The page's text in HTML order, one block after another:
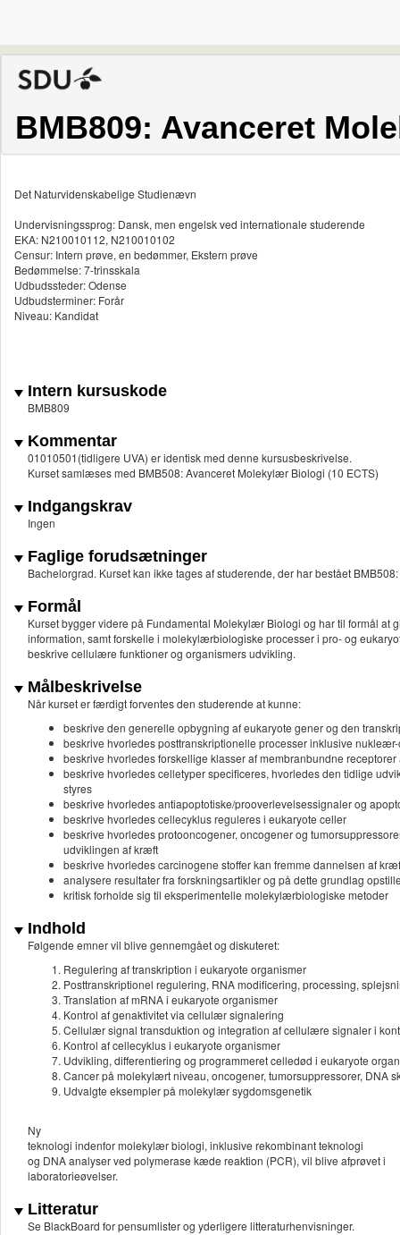
BMB809: Avanceret
Det Naturvidenskabelige Studienævn
Undervisningssprog: Dansk, men engelsk ved internationale studerende
EKA: N210010112, N210010102
Censur: Intern prøve, en bedømmer, Ekstern prøve
Bedømmelse: 7-trinsskala
Udbudssteder: Odense
Udbudsterminer: Forår
Niveau: Kandidat
Intern kursuskode
BMB809
Kommentar
01010501(tidligere UVA) er identisk med denne kursusbeskrivelse.
Kurset samlæses med BMB508: Avanceret Molekylær Biologi (10 ECTS)
Indgangskrav
Ingen
Faglige forudsætninger
Bachelorgrad. Kurset kan ikke tages af studerende, der har bestået
Formål
Kurset bygger videre på Fundamental Molekylær Biologi og har til formål
information, samt forskelle i molekylærbiologiske processer i pro- og
beskrive cellulære funktioner og organismers udvikling.
Målbeskrivelse
Når kurset er færdigt forventes den studerende at kunne:
beskrive den generelle opbygning af eukaryote gener og den
beskrive hvorledes posttranskriptionelle processer inklusive
beskrive hvorledes forskellige klasser af membranbundne
beskrive hvorledes celletyper specificeres, hvorledes den tidlige
styres
beskrive hvorledes antiapoptotiske/prooverlevelsessignaler og
beskrive hvorledes cellecyklus reguleres i eukaryote celler
beskrive hvorledes protooncogener, oncogener og
udviklingen af kræft
beskrive hvorledes carcinogene stoffer kan fremme dannelsen af
analysere resultater fra forskningsartikler og på dette grundlag
kritisk forholde sig til eksperimentelle molekylærbiologiske metoder
Indhold
Følgende emner vil blive gennemgået og diskuteret:
Regulering af transkription i eukaryote organismer
Posttranskriptionel regulering, RNA modificering, processing,
Translation af mRNA i eukaryote organismer
Kontrol af genaktivitet via cellulær signalering
Cellulær signal transduktion og integration af cellulære signaler i
Kontrol af cellecyklus i eukaryote organismer
Udvikling, differentiering og programmeret celledød i eukaryote
Cancer på molekylært niveau, oncogener, tumorsuppressorer, DNA
Udvalgte eksempler på molekylær sygdomsgenetik
Ny
teknologi indenfor molekylær biologi, inklusive rekombinant teknologi
og DNA analyser ved polymerase kæde reaktion (PCR), vil blive afprøvet i
laboratorieøvelser.
Litteratur
Se BlackBoard for pensumlister og yderligere litteraturhenvisninger.